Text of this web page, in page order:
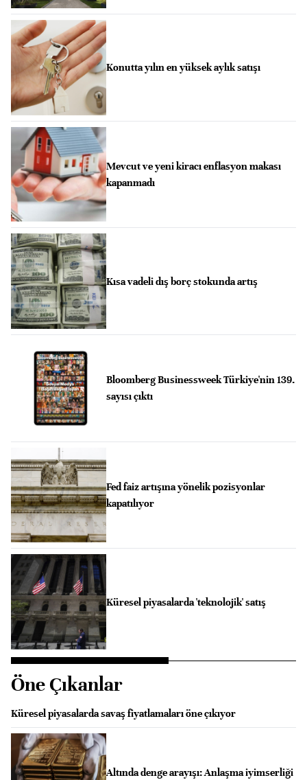
Konutta yılın en yüksek aylık satışı
Mevcut ve yeni kiracı enflasyon makası
kapanmadı
Kısa vadeli dış borç stokunda artış
Bloomberg Businessweek Türkiye'nin 139.
sayısı çıktı
Fed faiz artışına yönelik pozisyonlar
kapatılıyor
Küresel piyasalarda 'teknolojik' satış
Öne Çıkanlar
Küresel piyasalarda savaş fiyatlamaları öne çıkıyor
Altında denge arayışı: Anlaşma iyimserliği